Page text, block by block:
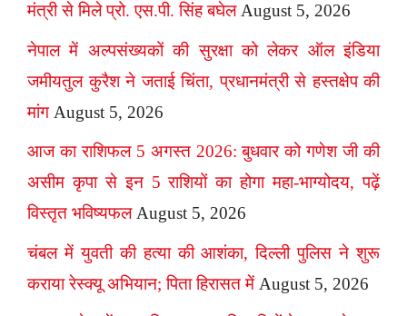
मंत्री से मिले प्रो. एस.पी. सिंह बघेल August 5, 2026
नेपाल में अल्पसंख्यकों की सुरक्षा को लेकर ऑल इंडिया
जमीयतुल कुरैश ने जताई चिंता, प्रधानमंत्री से हस्तक्षेप की
मांग August 5, 2026
आज का राशिफल 5 अगस्त 2026: बुधवार को गणेश जी की
असीम कृपा से इन 5 राशियों का होगा महा-भाग्योदय, पढ़ें
विस्तृत भविष्यफल August 5, 2026
चंबल में युवती की हत्या की आशंका, दिल्ली पुलिस ने शुरू
कराया रेस्क्यू अभियान; पिता हिरासत में August 5, 2026